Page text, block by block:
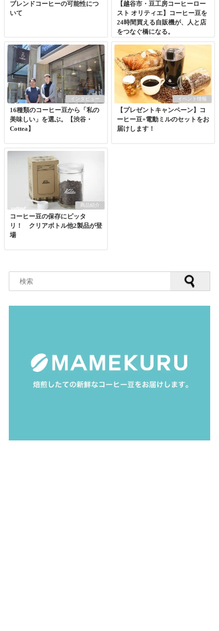
ブレンドコーヒーの可能性につ
いて
【越谷市・豆工房コーヒーロー
スト オリティエ】コーヒー豆を
24時間買える自販機が、人と店
をつなぐ橋になる。
インタビュー
16種類のコーヒー豆から「私の
美味しい」を選ぶ。【渋谷・
Cottea】
イベント情報
【プレゼントキャンペーン】コ
ーヒー豆+電動ミルのセットをお
届けします！
商品紹介
コーヒー豆の保存にピッタ
リ！ クリアボトル他2製品が登
場